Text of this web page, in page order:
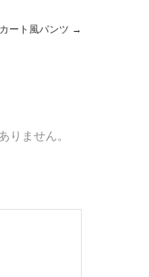
ート風パンツ →
りません。